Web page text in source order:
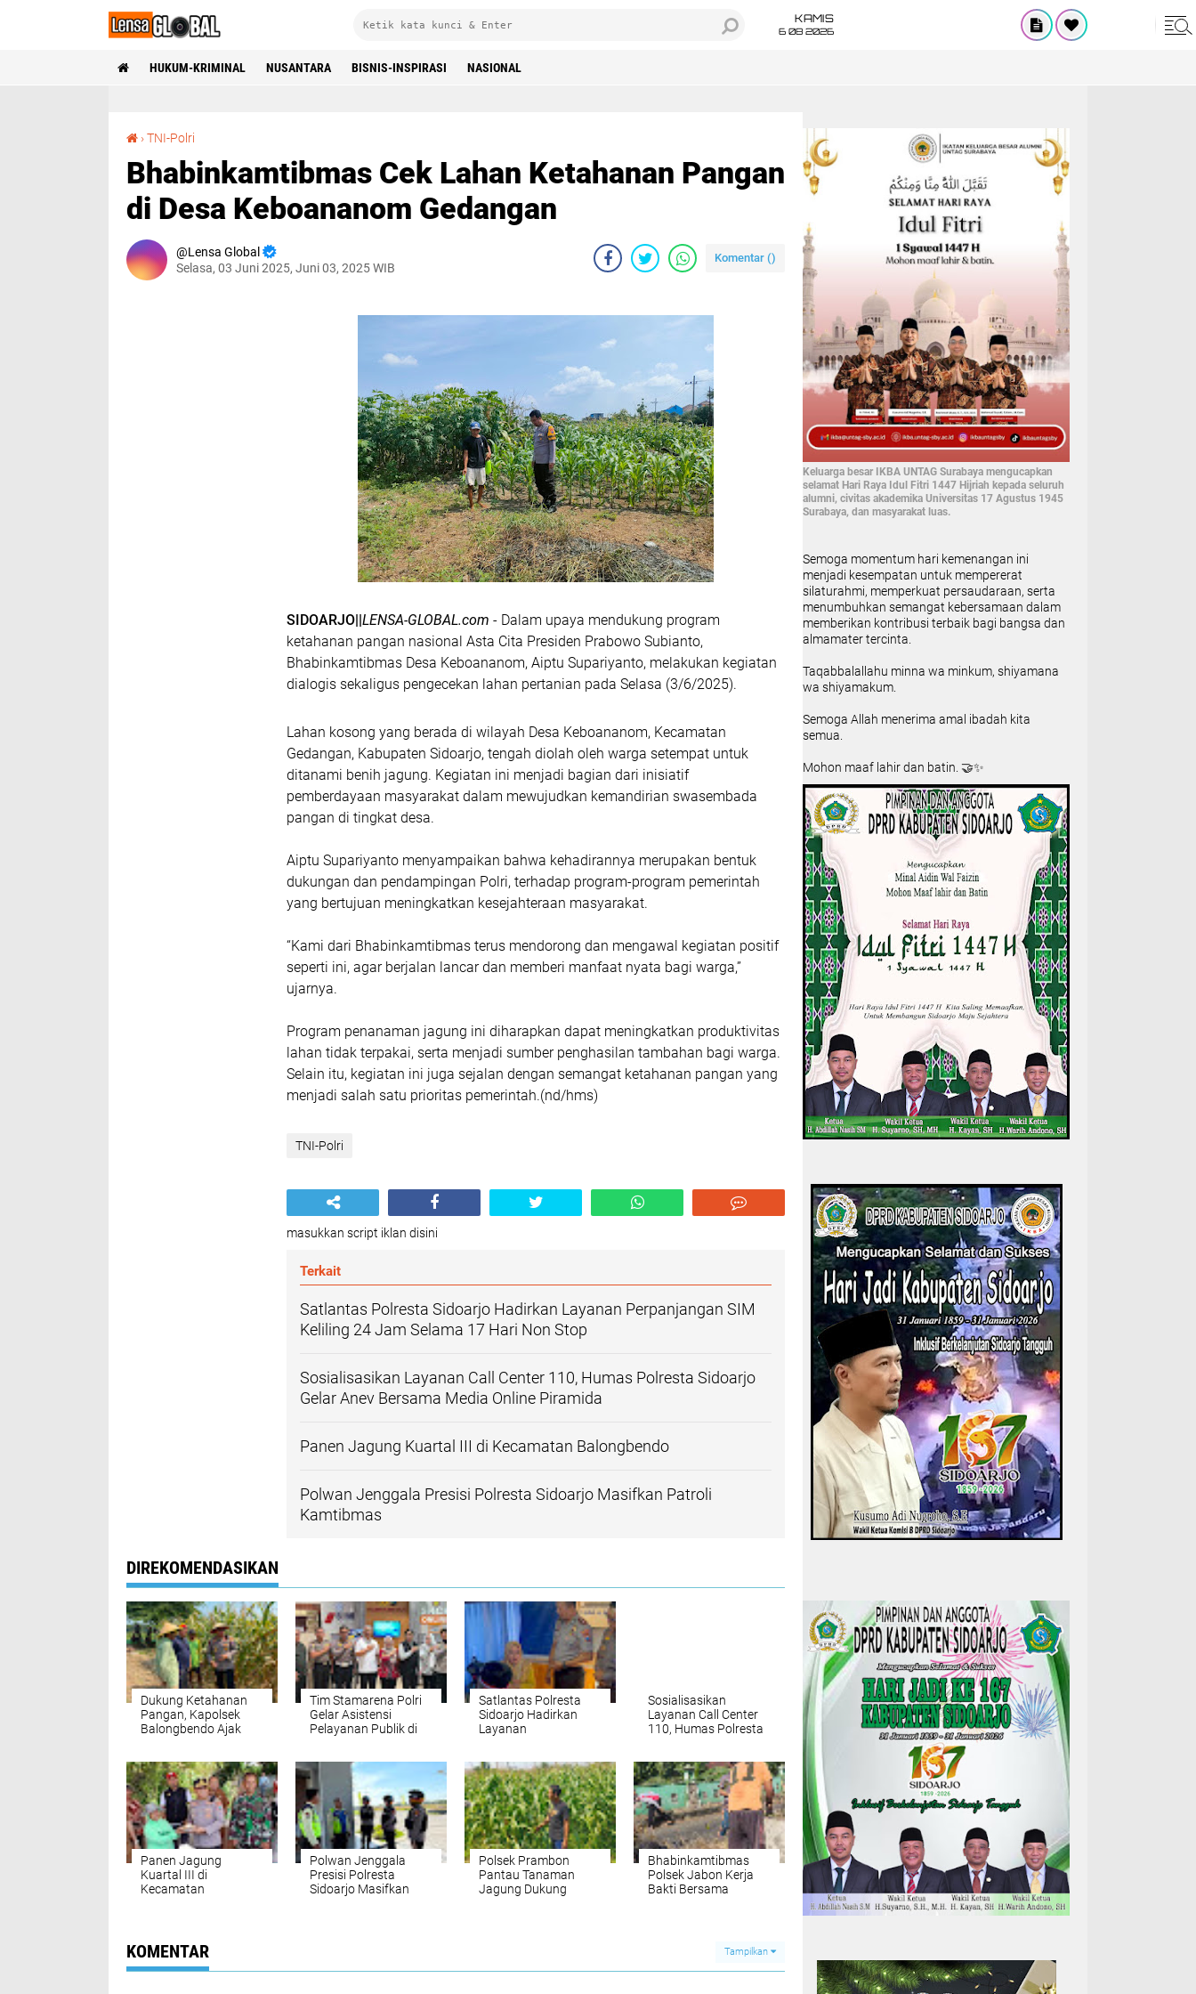
KAMIS
6 08 2026
HUKUM-KRIMINAL NUSANTARA BISNIS-INSPIRASI NASIONAL
›TNI-Polri
Bhabinkamtibmas Cek Lahan Ketahanan Pangan
di Desa Keboananom Gedangan
Lensa Global
Selasa, 03 Juni 2025, Juni 03, 2025 WIB
Komentar ()
SIDOARJO||LENSA-GLOBAL.com - Dalam upaya mendukung program
ketahanan pangan nasional Asta Cita Presiden Prabowo Subianto,
Bhabinkamtibmas Desa Keboananom, Aiptu Supariyanto, melakukan kegiatan
dialogis sekaligus pengecekan lahan pertanian pada Selasa (3/6/2025).
Lahan kosong yang berada di wilayah Desa Keboananom, Kecamatan
Gedangan, Kabupaten Sidoarjo, tengah diolah oleh warga setempat untuk
ditanami benih jagung. Kegiatan ini menjadi bagian dari inisiatif
pemberdayaan masyarakat dalam mewujudkan kemandirian swasembada
pangan di tingkat desa.
Aiptu Supariyanto menyampaikan bahwa kehadirannya merupakan bentuk
dukungan dan pendampingan Polri, terhadap program-program pemerintah
yang bertujuan meningkatkan kesejahteraan masyarakat.
“Kami dari Bhabinkamtibmas terus mendorong dan mengawal kegiatan positif
seperti ini, agar berjalan lancar dan memberi manfaat nyata bagi warga,”
ujarnya.
Program penanaman jagung ini diharapkan dapat meningkatkan produktivitas
lahan tidak terpakai, serta menjadi sumber penghasilan tambahan bagi warga.
Selain itu, kegiatan ini juga sejalan dengan semangat ketahanan pangan yang
menjadi salah satu prioritas pemerintah.(nd/hms)
TNI-Polri
masukkan script iklan disini
Terkait
Satlantas Polresta Sidoarjo Hadirkan Layanan Perpanjangan SIM
Keliling 24 Jam Selama 17 Hari Non Stop
Sosialisasikan Layanan Call Center 110, Humas Polresta Sidoarjo
Gelar Anev Bersama Media Online Piramida
Panen Jagung Kuartal III di Kecamatan Balongbendo
Polwan Jenggala Presisi Polresta Sidoarjo Masifkan Patroli
Kamtibmas
DIREKOMENDASIKAN
Dukung Ketahanan
Pangan, Kapolsek
Balongbendo Ajak
Jagung
Tim Stamarena Polri
Gelar Asistensi
Pelayanan Publik di
Satlantas Polresta
Sidoarjo Hadirkan
Layanan
Selama 17 Hari Non
Stop
Sosialisasikan
Layanan Call Center
110, Humas Polresta
Piramida
Panen Jagung
Kuartal III di
Kecamatan
Polwan Jenggala
Presisi Polresta
Sidoarjo Masifkan
Polsek Prambon
Pantau Tanaman
Jagung Dukung
Bhabinkamtibmas
Polsek Jabon Kerja
Bakti Bersama
KOMENTAR Tampilkan
Keluarga besar IKBA UNTAG Surabaya mengucapkan
selamat Hari Raya Idul Fitri 1447 Hijriah kepada seluruh
alumni, civitas akademika Universitas 17 Agustus 1945
Surabaya, dan masyarakat luas.
Semoga momentum hari kemenangan ini
menjadi kesempatan untuk mempererat
silaturahmi, memperkuat persaudaraan, serta
menumbuhkan semangat kebersamaan dalam
memberikan kontribusi terbaik bagi bangsa dan
almamater tercinta.
Taqabbalallahu minna wa minkum, shiyamana
wa shiyamakum.
Semoga Allah menerima amal ibadah kita
semua.
Mohon maaf lahir dan batin. 🤝✨